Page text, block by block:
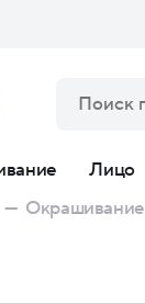
Лицо
— Окрашивание